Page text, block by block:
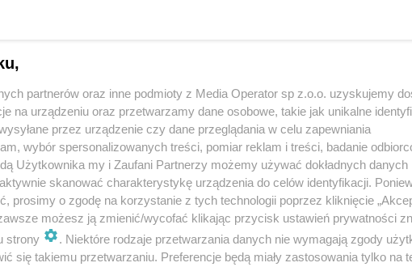
partnerów oraz inne podmioty z Media Operator sp z.o.o. uzyskujemy
na urządzeniu oraz przetwarzamy dane osobowe, takie jak unikalne
przez urządzenie czy dane przeglądania w celu zapewniania
wybór spersonalizowanych treści, pomiar reklam i treści, badanie
Użytkownika my i Zaufani Partnerzy możemy używać dokładnych danych
skanować charakterystykę urządzenia do celów identyfikacji.
prosimy o zgodę na korzystanie z tych technologii poprzez kliknięcie
możesz ją zmienić/wycofać klikając przycisk ustawień prywatności
strony
. Niektóre rodzaje przetwarzania danych nie wymagają zgody
się takiemu przetwarzaniu. Preferencje będą miały zastosowania tylko na